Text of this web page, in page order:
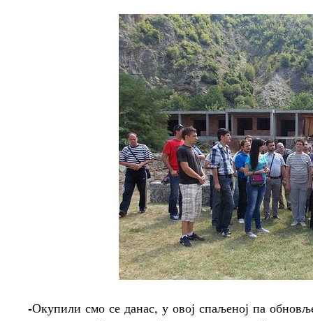
-Окупили смо се данас, у овој спаљеној па